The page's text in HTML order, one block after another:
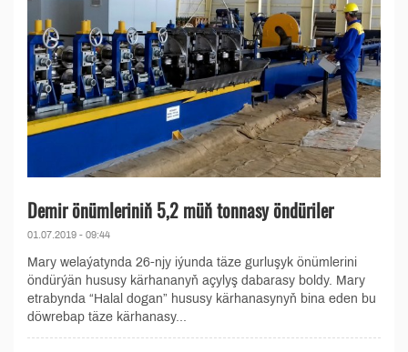
Demir önümleriniň 5,2 müň tonnasy öndüriler
01.07.2019 - 09:44
Mary welaýatynda 26-njy iýunda täze gurluşyk önümlerini
öndürýän hususy kärhananyň açylyş dabarasy boldy. Mary
etrabynda “Halal dogan” hususy kärhanasynyň bina eden bu
döwrebap täze kärhanasy...